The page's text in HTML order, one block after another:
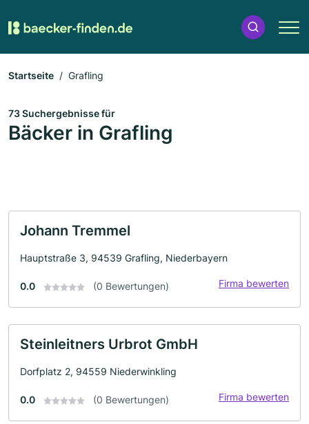
Startseite Grafling
73 Suchergebnisse für
Bäcker in Grafling
Johann Tremmel
Hauptstraße 3, 94539 Grafling, Niederbayern
0.0 (0 Bewertungen) Firma bewerten
Steinleitners Urbrot GmbH
Dorfplatz 2, 94559 Niederwinkling
0.0 (0 Bewertungen) Firma bewerten